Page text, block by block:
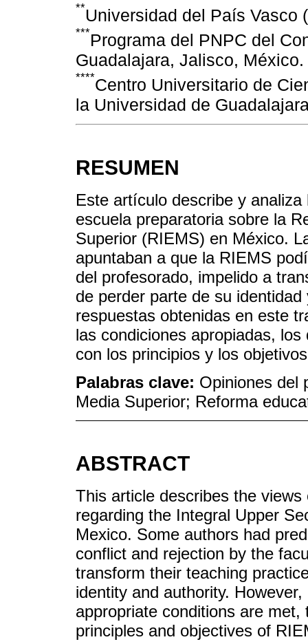
**Universidad del País Vasco
***Programa del PNPC del
Guadalajara, Jalisco, México.
****Centro Universitario de
la Universidad de
RESUMEN
Este artículo describe y
escuela preparatoria sobre la
Superior (RIEMS) en México.
apuntaban a que la RIEMS
del profesorado, impelido a
de perder parte de su
respuestas obtenidas en este
las condiciones apropiadas,
con los principios y los
Palabras clave: Opiniones del
Media Superior; Reforma
ABSTRACT
This article describes the
regarding the Integral Upper
Mexico. Some authors had
conflict and rejection by the
transform their teaching
identity and authority.
appropriate conditions are
principles and objectives of